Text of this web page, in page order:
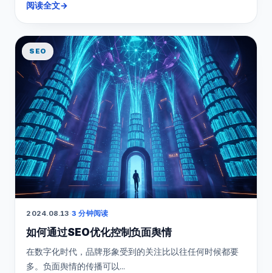
阅读全文→
SEO
2024.08.13·3 分钟阅读
如何通过SEO优化控制负面舆情
在数字化时代，品牌形象受到的关注比以往任何时候都要
多。负面舆情的传播可以...